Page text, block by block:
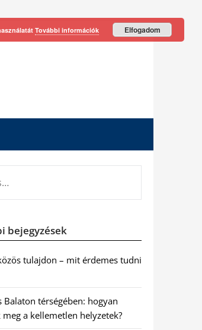
bejegyzések
tulajdon – mit érdemes tudni
Balaton térségében: hogyan
a kellemetlen helyzetek?
További információk Elfogadom